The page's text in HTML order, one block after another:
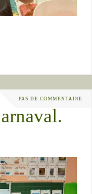
PAS DE COMMENTAIRE